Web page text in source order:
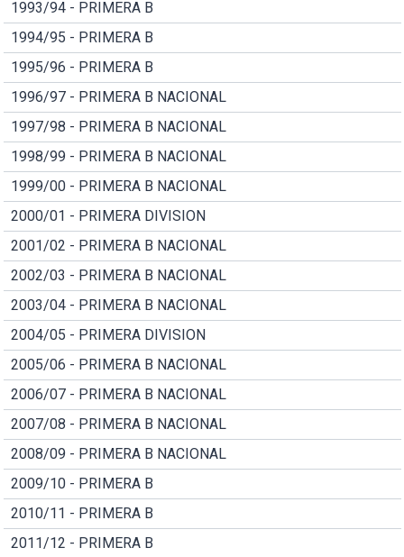
1993/94 - PRIMERA B
1994/95 - PRIMERA B
1995/96 - PRIMERA B
1996/97 - PRIMERA B NACIONAL
1997/98 - PRIMERA B NACIONAL
1998/99 - PRIMERA B NACIONAL
1999/00 - PRIMERA B NACIONAL
2000/01 - PRIMERA DIVISION
2001/02 - PRIMERA B NACIONAL
2002/03 - PRIMERA B NACIONAL
2003/04 - PRIMERA B NACIONAL
2004/05 - PRIMERA DIVISION
2005/06 - PRIMERA B NACIONAL
2006/07 - PRIMERA B NACIONAL
2007/08 - PRIMERA B NACIONAL
2008/09 - PRIMERA B NACIONAL
2009/10 - PRIMERA B
2010/11 - PRIMERA B
2011/12 - PRIMERA B